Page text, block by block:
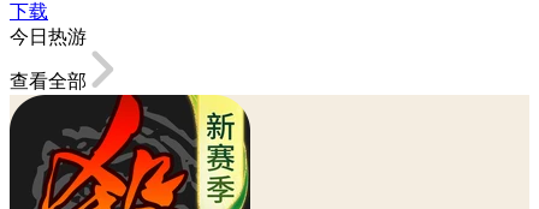
下载
今日热游
查看全部